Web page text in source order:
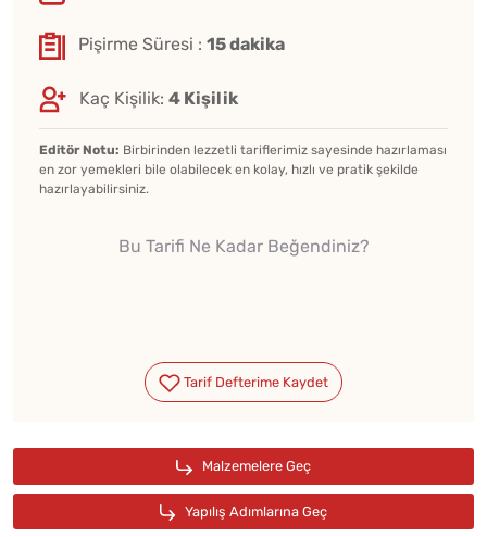
Pişirme Süresi : 15 dakika
Kaç Kişilik: 4 Kişilik
Editör Notu: Birbirinden lezzetli tariflerimiz sayesinde hazırlaması
en zor yemekleri bile olabilecek en kolay, hızlı ve pratik şekilde
hazırlayabilirsiniz.
Bu Tarifi Ne Kadar Beğendiniz?